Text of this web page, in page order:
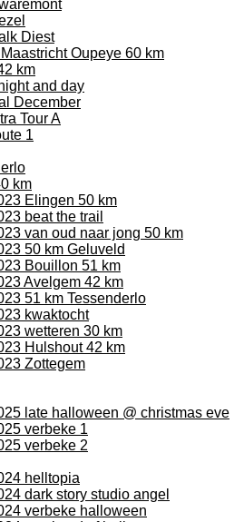
Diest
Oupeye 60 km
km
and day
December
Tour A
1
km
Elingen 50 km
beat the trail
van oud naar jong 50 km
50 km Geluveld
Bouillon 51 km
Avelgem 42 km
51 km Tessenderlo
kwaktocht
wetteren 30 km
Hulshout 42 km
Zottegem
late halloween @ christmas eve
verbeke 1
verbeke 2
helltopia
dark story studio angel
verbeke halloween